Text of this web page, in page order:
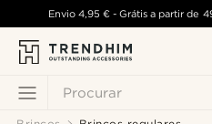
Procurar
Envio 4,95 €- Grátis a partir de